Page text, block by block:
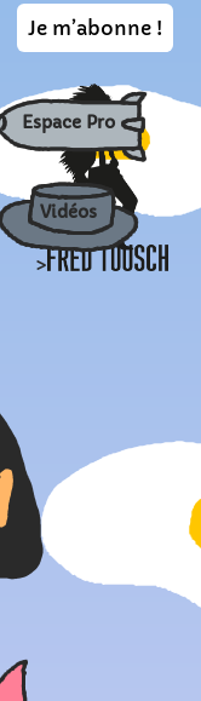
>
Espace Pro
Vidéos